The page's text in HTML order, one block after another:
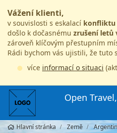
Vážení klienti,
v souvislosti s eskalací konfliktu
došlo k dočasnému zrušení letů
zároveň klíčovým přestupním
Rádi bychom vás ujistili, že tuto
více informací o situaci
Open
Hlavní stránka Země